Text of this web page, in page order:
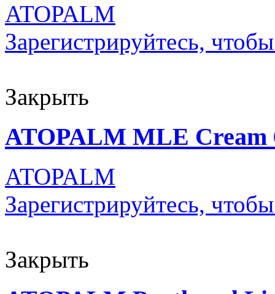
ATOPALM
Зарегистрируйтесь,
Закрыть
ATOPALM MLE Cream
ATOPALM
Зарегистрируйтесь,
Закрыть